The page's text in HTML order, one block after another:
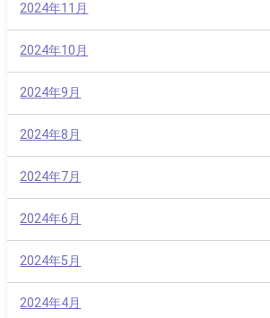
2024年11月
2024年10月
2024年9月
2024年8月
2024年7月
2024年6月
2024年5月
2024年4月